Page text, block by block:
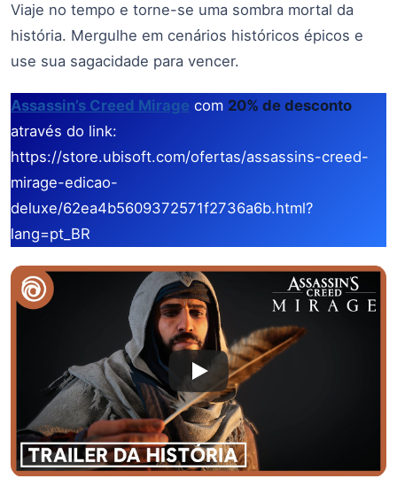
Viaje no tempo e torne-se uma sombra mortal da
história. Mergulhe em cenários históricos épicos e
use sua sagacidade para vencer.
Assassin’s Creed Mirage com 20% de desconto
através do link:
https://store.ubisoft.com/ofertas/assassins-creed-
mirage-edicao-
deluxe/62ea4b5609372571f2736a6b.html?
lang=pt_BR